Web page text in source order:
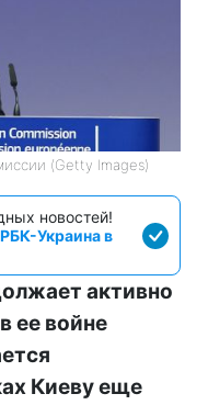
(Getty Images)
новостей!
РБК-Украина в
активно
ее войне
Киеву еще